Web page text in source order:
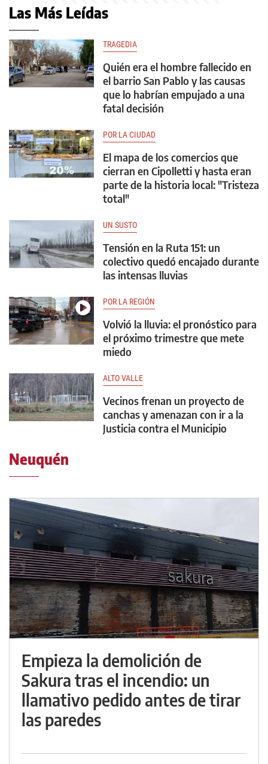
Las Más Leídas
TRAGEDIA
Quién era el hombre fallecido en
el barrio San Pablo y las causas
que lo habrían empujado a una
fatal decisión
POR LA CIUDAD
El mapa de los comercios que
cierran en Cipolletti y hasta eran
parte de la historia local: "Tristeza
total"
UN SUSTO
Tensión en la Ruta 151: un
colectivo quedó encajado durante
las intensas lluvias
POR LA REGIÓN
Volvió la lluvia: el pronóstico para
el próximo trimestre que mete
miedo
ALTO VALLE
Vecinos frenan un proyecto de
canchas y amenazan con ir a la
Justicia contra el Municipio
Neuquén
Empieza la demolición de
Sakura tras el incendio: un
llamativo pedido antes de tirar
las paredes